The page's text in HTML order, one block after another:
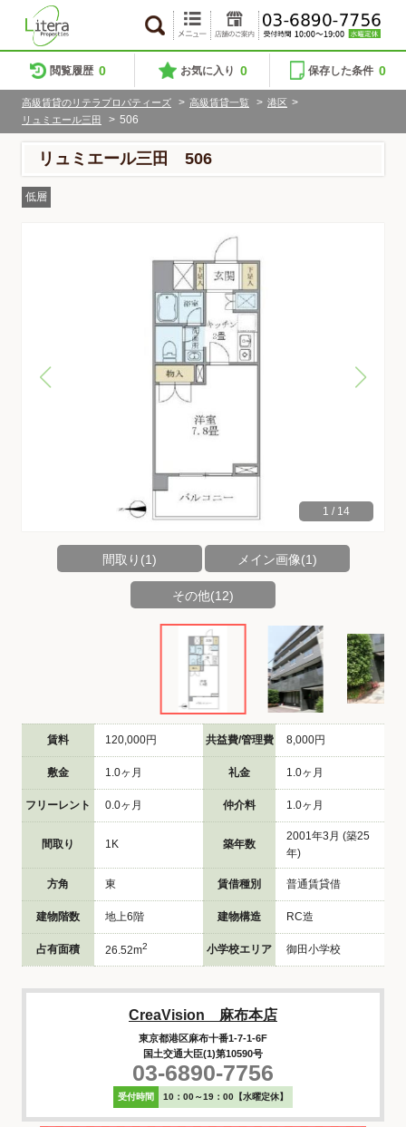
閲覧履歴 0 お気に入り 0 保存した条件 0
高級賃貸のリテラプロパティーズ > 高級賃貸一覧 > 港区 >
リュミエール三田 > 506
リュミエール三田 506
低層
1 / 14
間取り(1) メイン画像(1)
その他(12)
賃料 120,000円 共益費/管理費 8,000円
敷金 1.0ヶ月 礼金 1.0ヶ月
フリーレント 0.0ヶ月 仲介料 1.0ヶ月
間取り 1K 築年数
2001年3月 (築25
年)
方角 東 賃借種別 普通賃貸借
建物階数 地上6階 建物構造 RC造
占有面積 26.52m2 小学校エリア 御田小学校
CreaVision 麻布本店
東京都港区麻布十番1-7-1-6F
国土交通大臣(1)第10590号
03-6890-7756
受付時間 10：00～19：00【水曜定休】